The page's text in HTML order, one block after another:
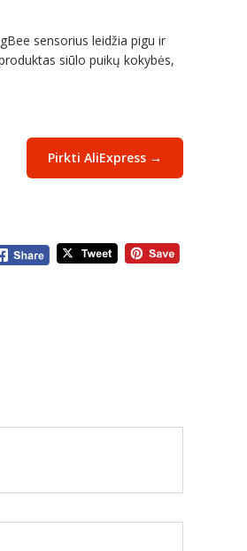
sensorius leidžia pigu ir
siūlo puikų kokybės,
Pirkti AliExpress →